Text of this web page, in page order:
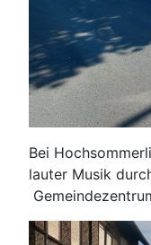
Bei
lauter Musik